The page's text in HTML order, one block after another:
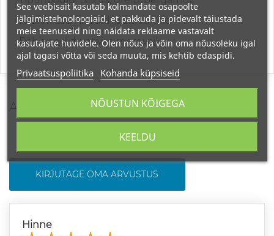
Keskmised noodid: puit, vürtsid
Põhinoodid: vetiver, merevaik
ARVUSTUSED
KIRJUTAGE OMA ARVUSTUS
Hinne
See veebisait kasutab kolmandate osapoolte
jälgimistehnoloogiaid, et pakkuda ja pidevalt täiustada
meie teenuseid ning näidata reklaame vastavalt
kasutajate huvidele. Olen nõus ja võin oma nõusoleku igal
ajal tagasi võtta või seda muuta, mis kehtib edaspidi.
Privaatsuspoliitika Kohanda küpsiseid
KEELDU
NÕUSTUN KÕIGEGA